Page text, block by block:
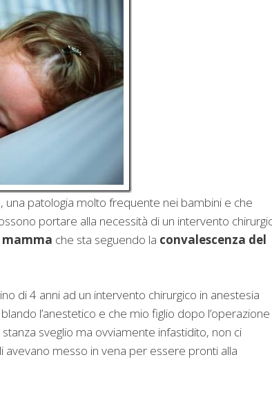
, una patologia molto frequente nei bambini e che
portare alla necessità di un intervento
mamma che sta seguendo la convalescenza del
di 4 anni ad un intervento chirurgico in anestesia
l’anestetico e che mio figlio dopo l’operazione
sveglio ma ovviamente infastidito, non ci
avevano messo in vena per essere pronti alla